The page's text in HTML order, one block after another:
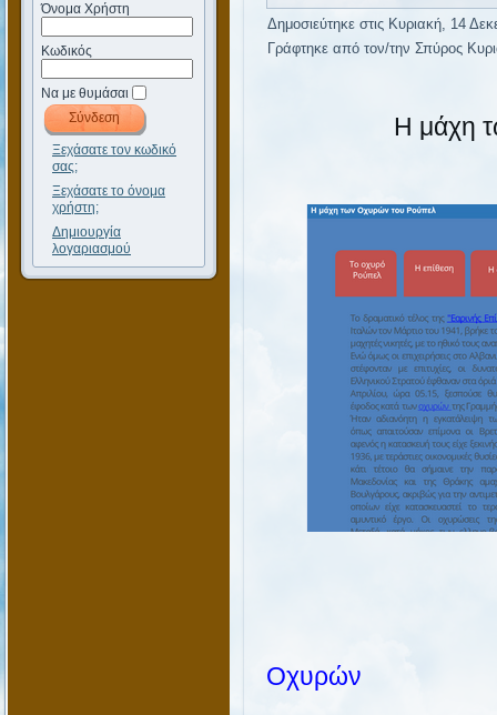
Όνομα Χρήστη
Κωδικός
Να με θυμάσαι
Ξεχάσατε τον κωδικό
σας;
Ξεχάσατε το όνομα
χρήστη;
Δημιουργία
λογαριασμού
Δημοσιεύτηκε στις Κυριακή, 14
Γράφτηκε από τον/την Σπύρος
Η μάχη
Οχυρών